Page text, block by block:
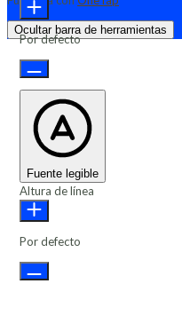
Ocultar barra de herramientas
Por defecto
Fuente legible
Altura de línea
Por defecto